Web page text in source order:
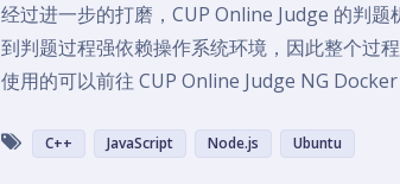
经过进一步的打磨，CUP Online Judge 的判
到判题过程强依赖操作系统环境，因此整个过
使用的可以前往 CUP Online Judge NG
C++ JavaScript Node.js Ubuntu